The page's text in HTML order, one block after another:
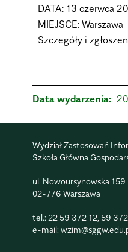
DATA:13 czerwca
MIEJSCE: Warszawa
Szczegóły i
Data wydarzenia:
Wydział Zastosowań
Szkoła Główna
ul. Nowoursynowska 159
02-776 Warszawa
tel.: 22 59 372 12, 59
e-mail: